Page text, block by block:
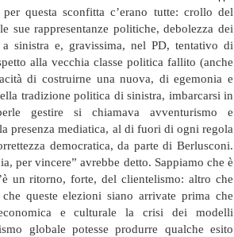
questa sconfitta c’erano tutte: crollo del
sue rappresentanze politiche, debolezza dei
sinistra e, gravissima, nel PD, tentativo di
alla vecchia classe politica fallito (anche
di costruirne una nuova, di egemonia e
tradizione politica di sinistra, imbarcarsi in
gestire si chiamava avventurismo e
presenza mediatica, al di fuori di ogni regola
democratica, da parte di Berlusconi.
per vincere” avrebbe detto. Sappiamo che è
un ritorno, forte, del clientelismo: altro che
queste elezioni siano arrivate prima che
e culturale la crisi dei modelli
globale potesse produrre qualche esito